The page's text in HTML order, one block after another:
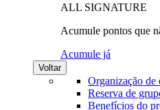
ALL SIGNATURE
Acumule pontos que
Acumule já
Voltar
Organização de
Reserva de
Benefícios do